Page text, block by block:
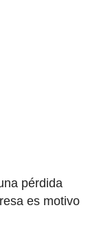
pérdida
es motivo